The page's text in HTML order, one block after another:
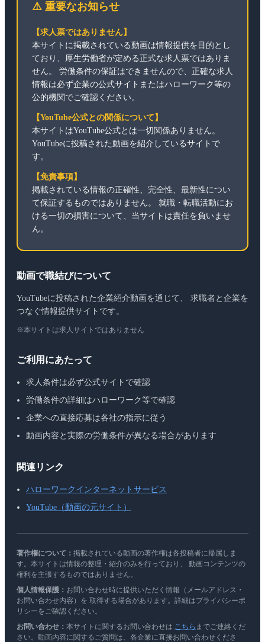
⚠️ 重要なお知らせ
【求人票ではありません】
本サイトに掲載されている動画は情報提供を目的とし
ており、厚生労働省が定める正式な求人票ではありま
せん。 労働条件の保証はできませんので、正確な求人
情報は必ず企業の公式サイトまたはハローワーク等の
公的機関でご確認ください。
【YouTube公式との関係について】
本サイトはYouTube公式とは一切関係ありません。
YouTubeに投稿された動画を紹介しているサイトで
す。
【免責事項】
掲載されている情報の正確性、完全性、最新性につい
て保証するものではありません。 就職・転職活動にお
ける一切の損害について、当サイトは責任を負いませ
ん。
動画で職結びについて
YouTubeに投稿された企業紹介動画を通じて、 求職者と企業を
つなぐ情報提供サイトです。
※本サイトは求人サイトではありません
ご利用にあたって
求人条件は必ず公式サイトで確認
労働条件の詳細はハローワーク等で確認
企業への直接応募は各社の指示に従う
動画内容と実際の労働条件が異なる場合があります
関連リンク
ハローワークインターネットサービス
YouTube（動画の元サイト）
著作権について： 掲載されている動画の著作権は各投稿者に帰属しま
す。本サイトは情報の整理・紹介のみを行っており、 動画コンテンツの
権利を主張するものではありません。
個人情報保護： お問い合わせ時に提供いただく情報（メールアドレス・
お問い合わせ内容）を 取得する場合があります。詳細はプライバシーポ
リシーをご確認ください。
お問い合わせ： 本サイトに関するお問い合わせは こちら までご連絡くだ
さい。動画内容に関するご質問は、各企業に直接お問い合わせくださ